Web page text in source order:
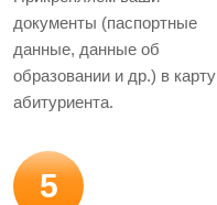
документы (паспортные
данные, данные об
образовании и др.) в карту
абитуриента.
5